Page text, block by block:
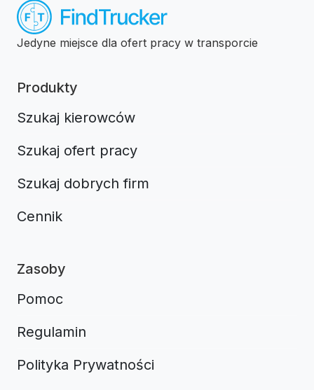
Jedyne miejsce dla ofert pracy w transporcie
Produkty
Szukaj kierowców
Szukaj ofert pracy
Szukaj dobrych firm
Cennik
Zasoby
Pomoc
Regulamin
Polityka Prywatności